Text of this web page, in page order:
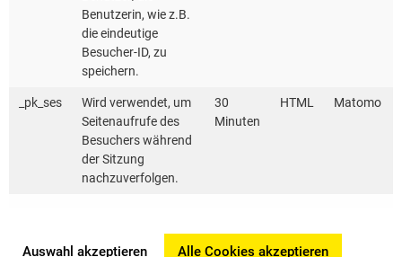
Benutzerin, wie z.B.
die eindeutige
Besucher-ID, zu
speichern.
_pk_ses
Wird verwendet, um
Seitenaufrufe des
Besuchers während
der Sitzung
nachzuverfolgen.
30
Minuten
HTML Matomo
Auswahl akzeptieren Alle Cookies akzeptieren